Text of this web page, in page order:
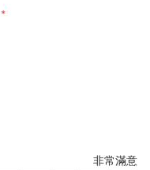
*
非常滿意